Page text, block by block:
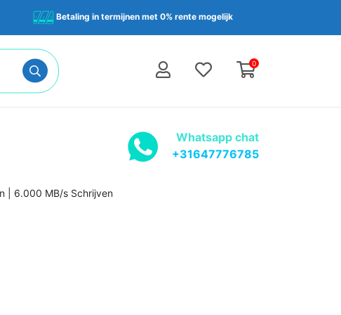
Betaling in termijnen met 0% rente mogelijk
0
Whatsapp chat
+31647776785
| 6.000 MB/s Schrijven